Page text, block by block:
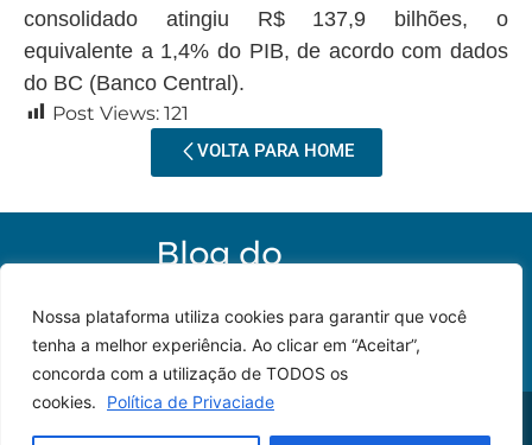
Nossa plataforma utiliza cookies para garantir que você
tenha a melhor experiência. Ao clicar em “Aceitar”,
concorda com a utilização de TODOS os
cookies.
Política de Privaciade
consolidado atingiu R$ 137,9 bilhões, o
equivalente a 1,4% do PIB, de acordo com dados
do BC (Banco Central).
Post Views: 121
VOLTA PARA HOME